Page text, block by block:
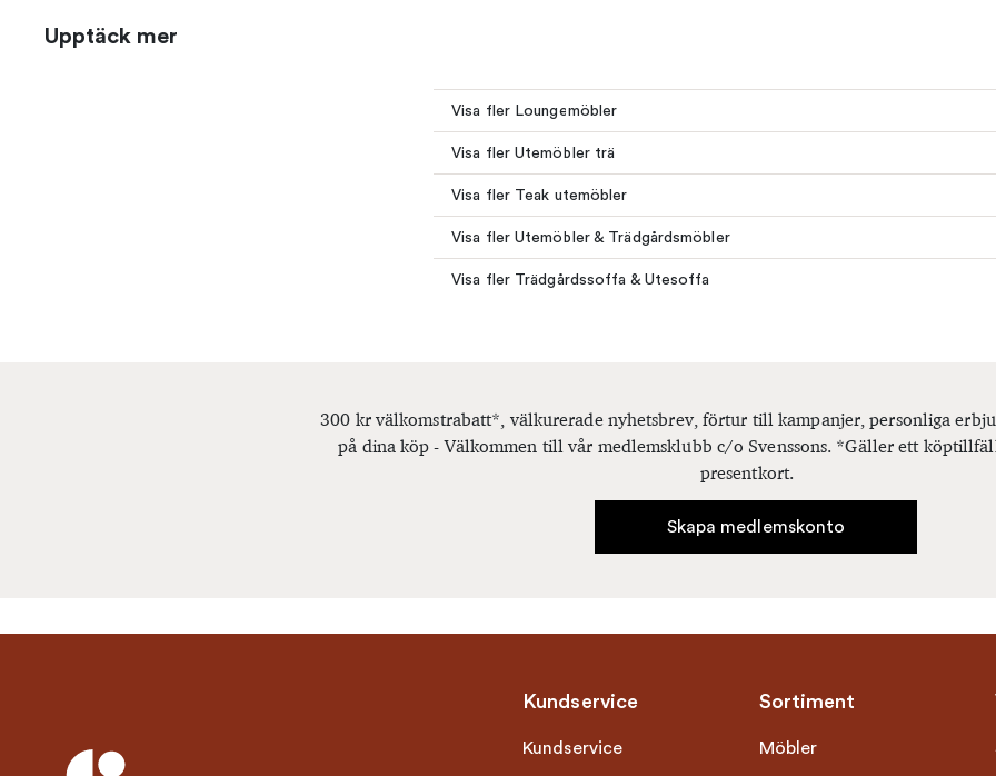
Upptäck mer
Visa fler Loungemöbler
Visa fler Utemöbler trä
Visa fler Teak utemöbler
Visa fler Utemöbler & Trädgårdsmöbler
Visa fler Trädgårdssoffa & Utesoffa
300 kr välkomstrabatt*, välkurerade nyhetsbrev, förtur till kampanjer, personliga
på dina köp - Välkommen till vår medlemsklubb c/o Svenssons. *Gäller ett
presentkort.
Skapa medlemskonto
Kundservice
Kundservice
Sortiment
Möbler